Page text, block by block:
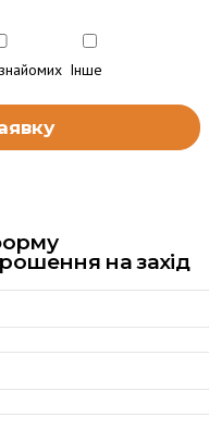
Інше
на захід